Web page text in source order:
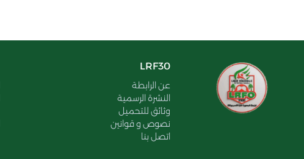
LRF30
عن الرابطة
النشرة الرسمية
وثائق للتحميل
نصوص و قوانين
اتصل بنا